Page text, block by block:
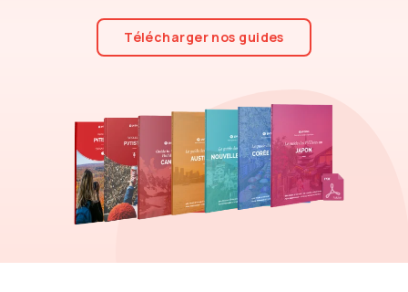
Télécharger nos guides